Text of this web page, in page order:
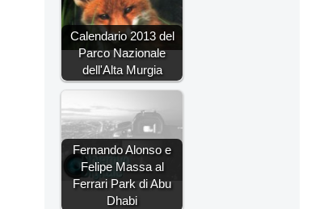
Calendario 2013 del
Parco Nazionale
dell'Alta Murgia
Fernando Alonso e
Felipe Massa al
Ferrari Park di Abu
Dhabi